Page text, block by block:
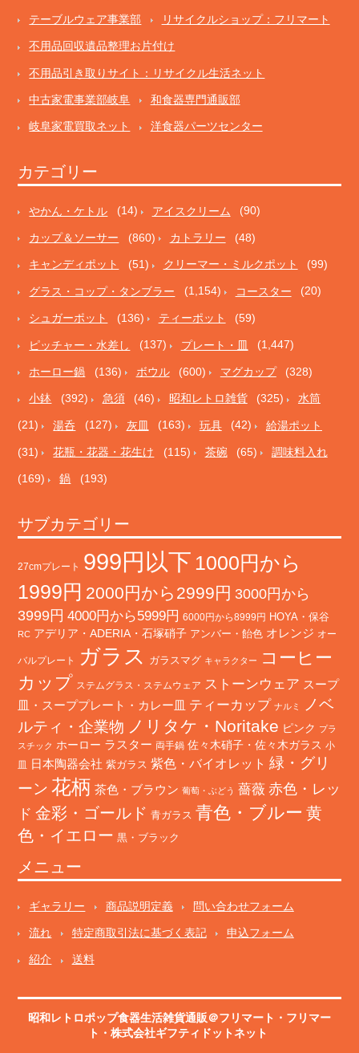
テーブルウェア事業部 リサイクルショップ：フリマート
不用品回収遺品整理お片付け
不用品引き取りサイト：リサイクル生活ネット
中古家電事業部岐阜 和食器専門通販部
岐阜家電買取ネット 洋食器パーツセンター
カテゴリー
やかん・ケトル (14) アイスクリーム (90)
カップ＆ソーサー (860) カトラリー (48)
キャンディポット (51) クリーマー・ミルクポット (99)
グラス・コップ・タンブラー (1,154) コースター (20)
シュガーポット (136) ティーポット (59)
ピッチャー・水差し (137) プレート・皿 (1,447)
ホーロー鍋 (136) ボウル (600) マグカップ (328)
小鉢 (392) 急須 (46) 昭和レトロ雑貨 (325) 水筒
(21) 湯呑 (127) 灰皿 (163) 玩具 (42) 給湯ポット
(31) 花瓶・花器・花生け (115) 茶碗 (65) 調味料入れ
(169) 鍋 (193)
サブカテゴリー
27cmプレート 999円以下 1000円から
1999円 2000円から2999円 3000円から
3999円 4000円から5999円 6000円から8999円 HOYA・保谷
RC アデリア・ADERIA・石塚硝子 アンバー・飴色 オレンジ オー
バルプレート ガラス ガラスマグ キャラクター
コーヒー
カップ ステムグラス・ステムウェア ストーンウェア スープ
皿・スーププレート・カレー皿 ティーカップ ナルミ
ノベ
ルティ・企業物 ノリタケ・Noritake ピンク プラ
スチック ホーロー ラスター 両手鍋 佐々木硝子・佐々木ガラス 小
皿
日本陶器会社 紫ガラス 紫色・バイオレット 緑・グリ
ーン 花柄 茶色・ブラウン 葡萄・ぶどう 薔薇 赤色・レッ
ド 金彩・ゴールド 青ガラス 青色・ブルー 黄
色・イエロー 黒・ブラック
メニュー
ギャラリー 商品説明定義 問い合わせフォーム
流れ 特定商取引法に基づく表記 申込フォーム
紹介 送料
昭和レトロポップ食器生活雑貨通販＠フリマート ・ フリマー
ト ・株式会社ギフティドットネット